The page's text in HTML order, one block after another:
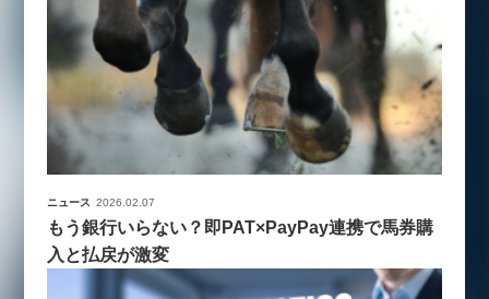
ニュース 2026.02.07
もう銀行いらない？即PAT×PayPay連携で馬券購
入と払戻が激変